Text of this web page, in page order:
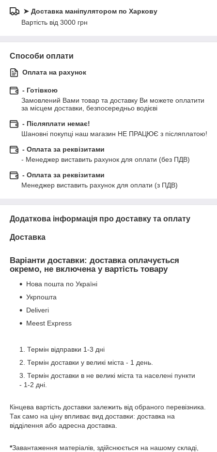
➤ Доставка маніпулятором по Харкову
Вартість від 3000 грн
Способи оплати
Оплата на рахунок
- Готівкою
Замовлений Вами товар та доставку Ви можете оплатити
за місцем доставки, безпосередньо водієві
- Післяплати немає!
Шановні покупці наш магазин НЕ ПРАЦЮЄ з післяплатою!
- Оплата за реквізитами
- Менеджер виставить рахунок для оплати (без ПДВ)
- Оплата за реквізитами
Менеджер виставить рахунок для оплати (з ПДВ)
Додаткова інформація про доставку та оплату
Доставка
Варіанти доставки: доставка оплачується
окремо, не включена у вартість товару
Нова пошта по Україні
Укрпошта
Deliveri
Meest Express
Термін відправки 1-3 дні
Термін доставки у великі міста - 1 день.
Термін доставки в не великі міста та населені пункти
- 1-2 дні.
Кінцева вартість доставки залежить від обраного перевізника.
Так само на ціну впливає вид доставки: доставка на
відділення або адресна доставка.
*Завантаження матеріалів, здійснюється на нашому складі,